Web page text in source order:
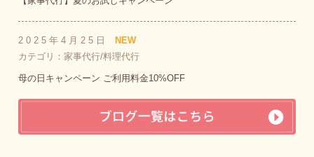
2025年4月25日
NEW
カテゴリ：家事代行/料理代行
母の日キャンペーン ご利用料金10%OFF